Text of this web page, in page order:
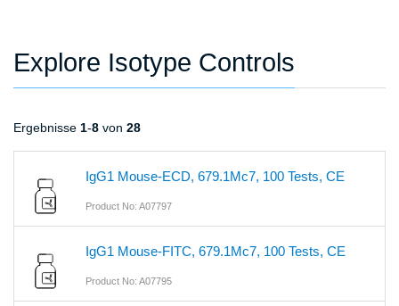
Explore Isotype Controls
Ergebnisse 1-8 von 28
IgG1 Mouse-ECD, 679.1Mc7, 100 Tests, CE
Product No: A07797
IgG1 Mouse-FITC, 679.1Mc7, 100 Tests, CE
Product No: A07795